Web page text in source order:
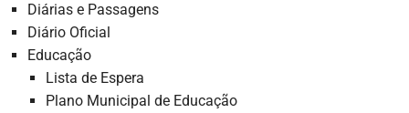
Diárias e Passagens
Diário Oficial
Educação
Lista de Espera
Plano Municipal de Educação